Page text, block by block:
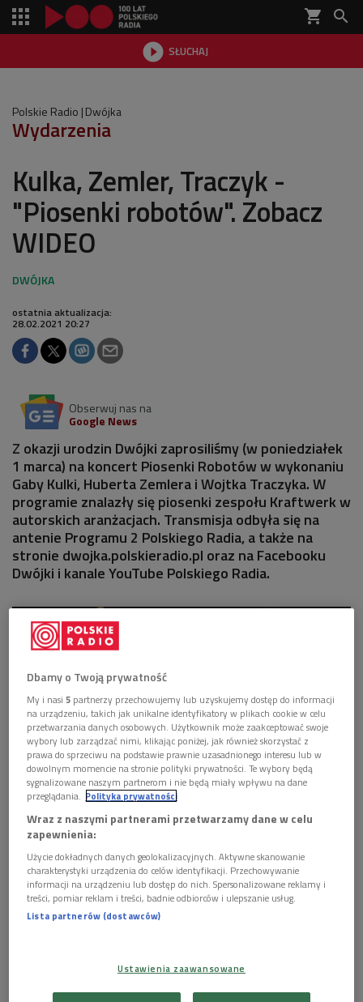
shopping_cart 
 SŁUCHAJ

Polskie Radio Dwójka
Wydarzenia
Kulka, Zemler, Traczyk -
"Piosenki robotów". Zobacz
WIDEO
ostatnia aktualizacja:
28.02.2021 20:27
Obserwuj nas na
Google News
Z okazji urodzin Dwójki zaprosiliśmy (w poniedziałek
1 marca) na koncert Piosenki Robotów w wykonaniu
Gaby Kulki, Huberta Zemlera i Wojtka Traczyka. W
programie znalazły się piosenki zespołu Kraftwerk w
autorskich aranżacjach. Transmisja odbyła się na
antenie Programu 2 Polskiego Radia, a także na
stronie dwojka.polskieradio.pl oraz na Facebooku
Dwójki i kanale YouTube Polskiego Radia.
urodzinowego koncertu Dwójki w Studiu Lutosławskiego (1.03.2021)
Cezary Piwowarski/PR
ZOBACZ I POSŁUCHAJ KONCERTU:
Dbamy o Twoją prywatność
My i nasi5 partnerzy przechowujemy lub uzyskujemy dostęp do informacji
na urządzeniu, takich jak unikalne identyfikatory w plikach cookie w celu
przetwarzania danych osobowych. Użytkownik może zaakceptować swoje
wybory lub zarządzać nimi, klikając poniżej, jak również skorzystać z
prawa do sprzeciwu na podstawie prawnie uzasadnionego interesu lub w
dowolnym momencie na stronie polityki prywatności. Te wybory będą
sygnalizowane naszym partnerom i nie będą miały wpływu na dane
przeglądania. Polityka prywatności
Wraz z naszymi partnerami przetwarzamy dane w celu
zapewnienia:
Użycie dokładnych danych geolokalizacyjnych. Aktywne skanowanie
charakterystyki urządzenia do celów identyfikacji. Przechowywanie
informacji na urządzeniu lub dostęp do nich. Spersonalizowane reklamy i
treści, pomiar reklam i treści, badnie odbiorców i ulepszanie usług.
Lista partnerów (dostawców)
Ustawienia zaawansowane